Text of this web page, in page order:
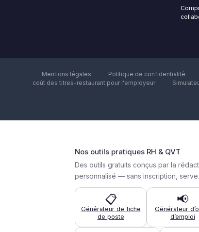
Mentions légales Politique de confidentialité
coût des titres-restaurant pour l'employeur
Nos outils pratiques RH & QVT
Des outils gratuits conçus par la
personnalisé — sans inscription,
📋
Générateur de fiche
de poste
📢
Générateur
d’emploi